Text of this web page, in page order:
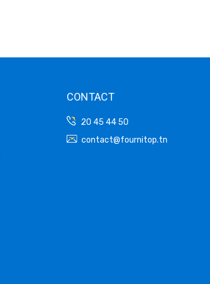
CONTACT
20 45 44 50
contact@fournitop.tn